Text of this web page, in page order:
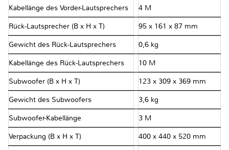
Kabellänge des Vorder-Lautsprechers 4 M
Rück-Lautsprecher (B x H x T) 95 x 161 x 87 mm
Gewicht des Rück-Lautsprechers 0,6 kg
Kabellänge des Rück-Lautsprechers 10 M
Subwoofer (B x H x T) 123 x 309 x 369 mm
Gewicht des Subwoofers 3,6 kg
Subwoofer-Kabellänge 3 M
Verpackung (B x H x T) 400 x 440 x 520 mm